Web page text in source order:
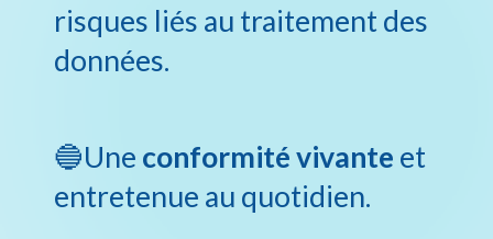
risques liés au traitement des
données.
🔵Une conformité vivante et
entretenue au quotidien.